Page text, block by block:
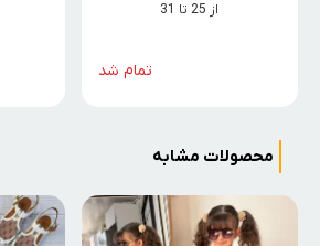
از 25 تا 31
تمام شد
محصولات مشابه